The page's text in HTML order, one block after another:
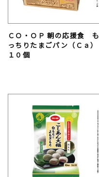
ＣＯ・ＯＰ 朝の応援食 も
っちりたまごパン（Ｃａ）
１０個